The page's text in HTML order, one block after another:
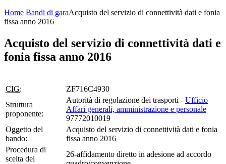
Home Bandi di garaAcquisto del servizio di connettività dati e fonia
fissa anno 2016
Acquisto del servizio di connettività dati e
fonia fissa anno 2016
CIG:
ZF716C4930
Struttura
proponente:
Autorità di regolazione dei trasporti - Ufficio
Affari generali, amministrazione e personale
97772010019
Oggetto del
bando:
Acquisto del servizio di connettività dati e fonia
fissa anno 2016
Procedura di
scelta del
26-affidamento diretto in adesione ad accordo